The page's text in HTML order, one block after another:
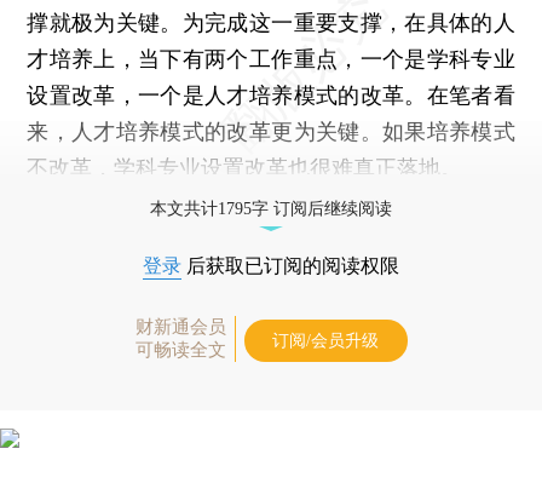
撑就极为关键。为完成这一重要支撑，在具体的人
才培养上，当下有两个工作重点，一个是学科专业
设置改革，一个是人才培养模式的改革。在笔者看
来，人才培养模式的改革更为关键。如果培养模式
不改革，学科专业设置改革也很难真正落地。
本文共计1795字 订阅后继续阅读
登录 后获取已订阅的阅读权限
财新通会员
可畅读全文
订阅/会员升级